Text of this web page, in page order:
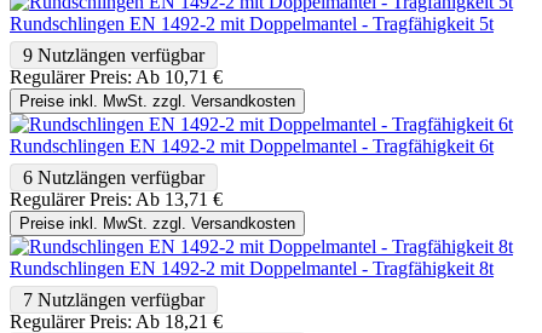
Rundschlingen EN 1492-2 mit Doppelmantel - Tragfähigkeit 5t
9 Nutzlängen verfügbar
Regulärer Preis: Ab 10,71 €
Preise inkl. MwSt. zzgl. Versandkosten
Rundschlingen EN 1492-2 mit Doppelmantel - Tragfähigkeit 6t
6 Nutzlängen verfügbar
Regulärer Preis: Ab 13,71 €
Preise inkl. MwSt. zzgl. Versandkosten
Rundschlingen EN 1492-2 mit Doppelmantel - Tragfähigkeit 8t
7 Nutzlängen verfügbar
Regulärer Preis: Ab 18,21 €